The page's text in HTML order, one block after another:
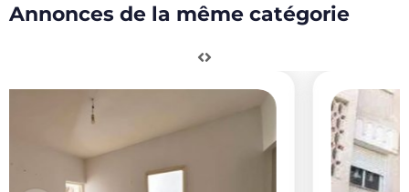
Annonces de la même catégorie